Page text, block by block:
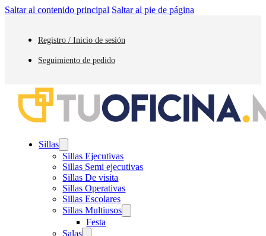
Saltar al contenido principal Saltar al pie de página
Registro / Inicio de sesión
Seguimiento de pedido
Sillas
Sillas Ejecutivas
Sillas Semi ejecutivas
Sillas De visita
Sillas Operativas
Sillas Escolares
Sillas Multiusos
Festa
Salas